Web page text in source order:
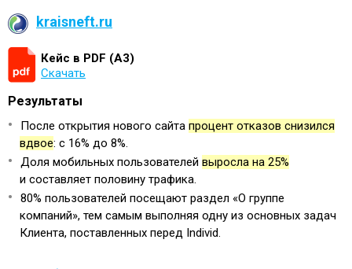
kraisneft.ru
Кейс в PDF (А3)
Скачать
Результаты
После открытия нового сайта процент отказов снизился
вдвое: с 16% до 8%.
Доля мобильных пользователей выросла на 25%
и составляет половину трафика.
80% пользователей посещают раздел «О группе
компаний», тем самым выполняя одну из основных задач
Клиента, поставленных перед Individ.